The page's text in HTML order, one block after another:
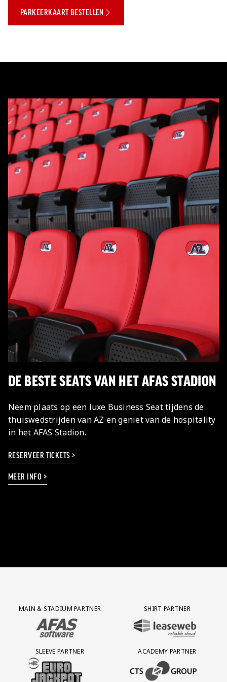
PARKEERKAART BESTELLEN
DE BESTE SEATS VAN HET AFAS STADION
Neem plaats op een luxe Business Seat tijdens de
thuiswedstrijden van AZ en geniet van de hospitality
in het AFAS Stadion.
RESERVEER TICKETS >
MEER INFO >
Partner Logos Grid
MAIN & STADIUM PARTNER
BEZOEK ONZE MAIN & STADIUM PARTNER AFAS SOFTWARE
SHIRT PARTNER
BEZOEK ONZE SHIRT PARTNER
SLEEVE PARTNER
BEZOEK ONZE SLEEVE PARTNER EUROJACKPOT
ACADEMY PARTNER
BEZOEK ONZE ACADEMY